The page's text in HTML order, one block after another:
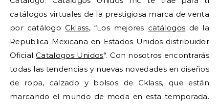
catálogos virtuales de la prestigiosa marca de venta
por catálogo Cklass, “Los mejores catálogos de la
Republica Mexicana en Estados Unidos distribuidor
OficialCatalogos Unidos“. Con nosotros encontrarás
todas las tendencias y nuevas novedades en diseños
de ropa, calzado y bolsos de Cklass, que están
marcando el mundo de moda en esta temporada.